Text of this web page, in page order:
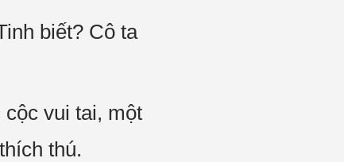
biết? Cô ta
cộc vui tai, một
thú.